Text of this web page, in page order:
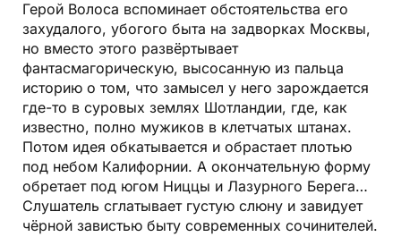
Герой Волоса вспоминает обстоятельства его
захудалого, убогого быта на задворках Москвы,
но вместо этого развёртывает
фантасмагорическую, высосанную из пальца
историю о том, что замысел у него зарождается
где-то в суровых землях Шотландии, где, как
известно, полно мужиков в клетчатых штанах.
Потом идея обкатывается и обрастает плотью
под небом Калифорнии. А окончательную форму
обретает под югом Ниццы и Лазурного Берега…
Слушатель сглатывает густую слюну и завидует
чёрной завистью быту современных сочинителей.